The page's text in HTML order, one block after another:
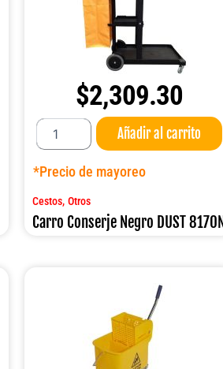
$2,309.30
Carro
Conserje
Negro
DUST
cantidad
Añadir al carrito
*Precio de mayoreo
Cestos,Otros
Carro Conserje Negro DUST